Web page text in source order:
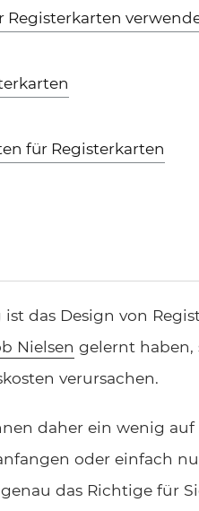
Registerkarten
für Registerkarten
das Design von
Nielsen gelernt haben,
verursachen.
daher ein wenig auf
oder einfach
das Richtige für